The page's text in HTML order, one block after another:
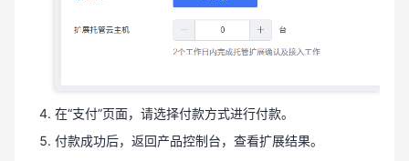
在“支付”页面，请选择付款方式进行付款。
付款成功后，返回产品控制台，查看扩展结果。